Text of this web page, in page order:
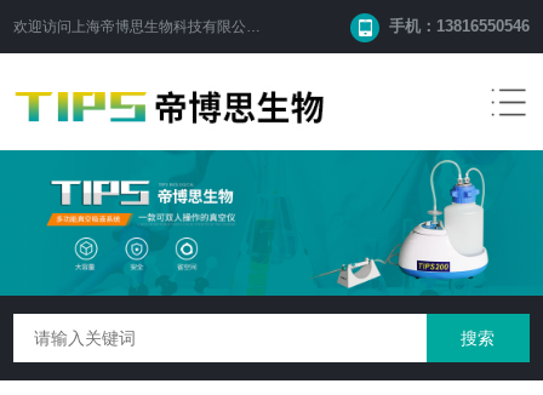
欢迎访问 上海帝博思生物科技有限公司 手机：13816550546